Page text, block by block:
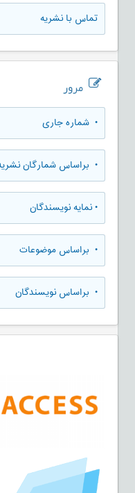
تماس با نشریه
مرور
• شماره جاری
• براساس شمارگان نشریه
•نمایه نویسندگان
• براساس موضوعات
• براساس نویسندگان